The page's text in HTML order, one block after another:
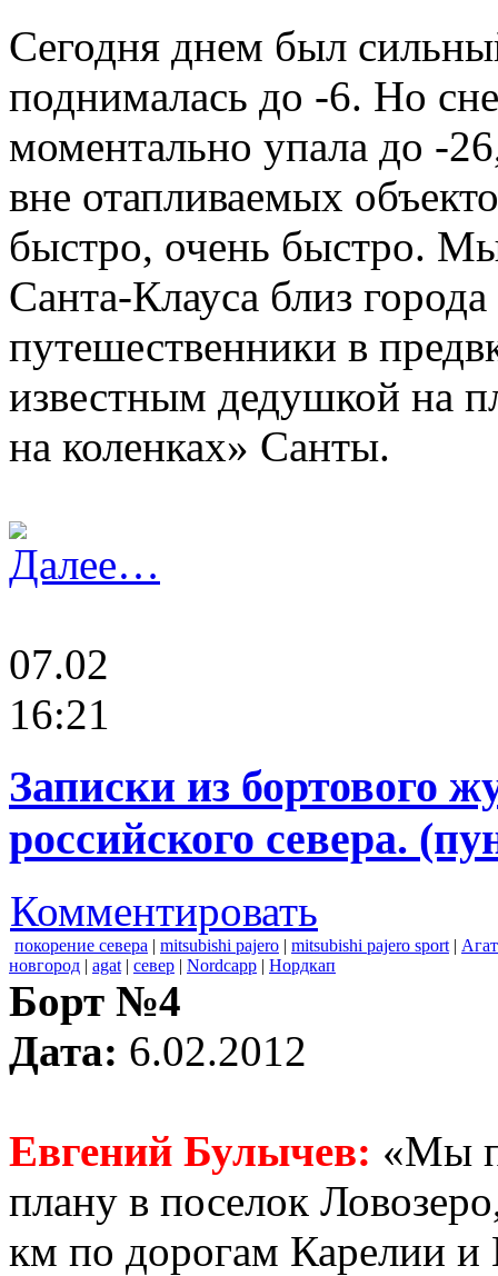
Сегодня днем был
поднималась до -6. Но
моментально упала до -
вне отапливаемых
быстро, очень быстро.
Санта-Клауса близ
путешественники в
известным дедушкой на
на коленках» Санты.
Далее…
07.02
16:21
Записки из бортового
российского севера.
Комментировать
покорение севера | mitsubishi pajero | mitsubishi pajero sport | Агат
новгород | agat | север | Nordcapp | Нордкап
Борт №4
Дата: 6.02.2012
Евгений Булычев: «Мы
плану в поселок
км по дорогам Карелии и